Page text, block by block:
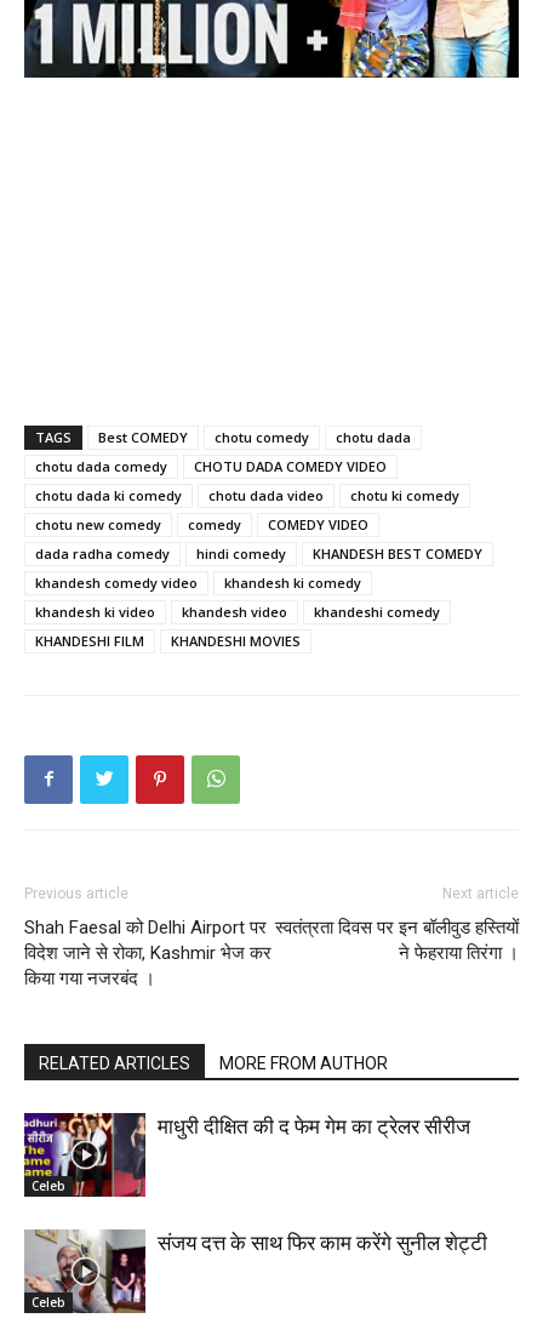
TAGS Best COMEDY chotu comedy
chotu dada
chotu dada comedy
CHOTU DADA COMEDY VIDEO
chotu dada ki comedy
chotu dada video
chotu ki comedy
chotu new comedy
comedy
COMEDY VIDEO
dada radha comedy
hindi comedy
KHANDESH BEST COMEDY
khandesh comedy video
khandesh ki comedy
khandesh ki video
khandesh video
khandeshi comedy
KHANDESHI FILM
KHANDESHI MOVIES
Previous article
Shah Faesal को Delhi Airport पर
विदेश जाने से रोका, Kashmir भेज कर
किया गया नजरबंद ।
Next article
स्वतंत्रता दिवस पर इन बॉलीवुड हस्तियों
ने फेहराया तिरंगा ।
RELATED ARTICLES MORE FROM AUTHOR
Celeb
माधुरी दीक्षित की द फेम गेम का ट्रेलर सीरीज
Celeb
संजय दत्त के साथ फिर काम करेंगे सुनील शेट्टी